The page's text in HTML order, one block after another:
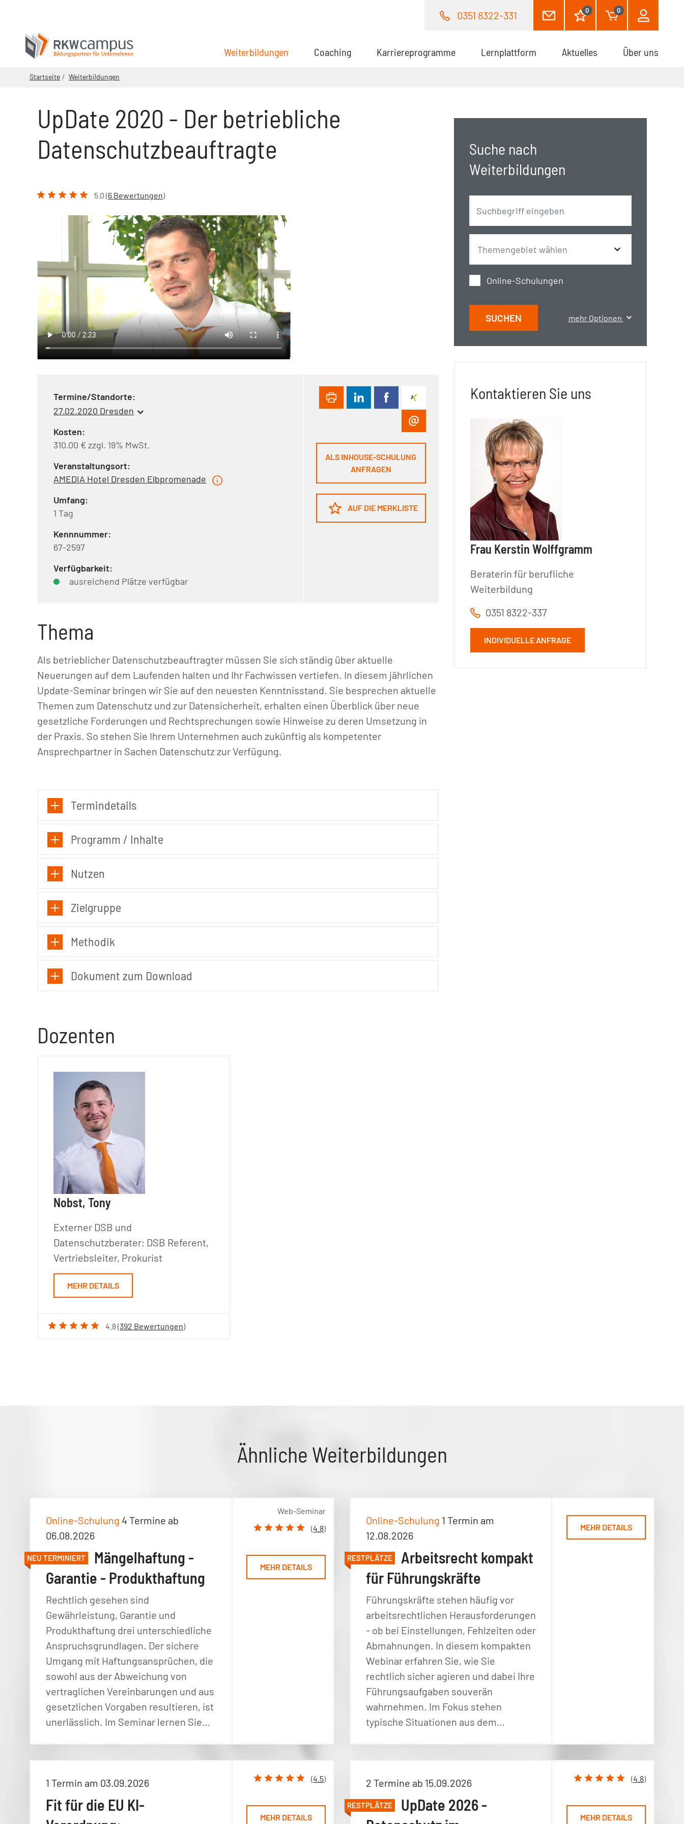
0351 8322-331 0 0
Weiterbildungen (aktuell)Coaching Karriereprogramme Lernplattform Aktuelles Über uns
Startseite Weiterbildungen
UpDate 2020 - Der betriebliche
Datenschutzbeauftragte
5.0 (6 Bewertungen)
Termine/Standorte:
27.02.2020 Dresden
Kosten:
310.00 € zzgl. 19% MwSt.
Veranstaltungsort:
AMEDIA Hotel Dresden Elbpromenade
Umfang:
1 Tag
Kennnummer:
67-2597
Verfügbarkeit:
ausreichend Plätze verfügbar
ALS INHOUSE-SCHULUNG
ANFRAGEN
AUF DIE MERKLISTE
Thema
Als betrieblicher Datenschutzbeauftragter müssen Sie sich ständig über aktuelle
Neuerungen auf dem Laufenden halten und Ihr Fachwissen vertiefen. In diesem jährlichen
Update-Seminar bringen wir Sie auf den neuesten Kenntnisstand. Sie besprechen aktuelle
Themen zum Datenschutz und zur Datensicherheit, erhalten einen Überblick über neue
gesetzliche Forderungen und Rechtsprechungen sowie Hinweise zu deren Umsetzung in
der Praxis. So stehen Sie Ihrem Unternehmen auch zukünftig als kompetenter
Ansprechpartner in Sachen Datenschutz zur Verfügung.
Termindetails
Programm / Inhalte
Nutzen
Zielgruppe
Methodik
Dokument zum Download
Dozenten
Nobst, Tony
Externer DSB und
Datenschutzberater; DSB Referent,
Vertriebsleiter, Prokurist
MEHR DETAILS
4.8 (392 Bewertungen)
Suche nach
Weiterbildungen
Online-Schulungen
SUCHEN mehr Optionen
Kontaktieren Sie uns
Frau Kerstin Wolffgramm
Beraterin für berufliche
Weiterbildung
0351 8322-337
INDIVIDUELLE ANFRAGE
Ähnliche Weiterbildungen
Online-Schulung 4 Termine ab
06.08.2026
NEU TERMINIERT
Mängelhaftung -
Garantie - Produkthaftung
Rechtlich gesehen sind
Gewährleistung, Garantie und
Produkthaftung drei unterschiedliche
Anspruchsgrundlagen. Der sichere
Umgang mit Haftungsansprüchen, die
sowohl aus der Abweichung von
vertraglichen Vereinbarungen und aus
gesetzlichen Vorgaben resultieren, ist
unerlässlich. Im Seminar lernen Sie…
Web-Seminar
(4.8)
MEHR DETAILS
Online-Schulung 1 Termin am
12.08.2026
RESTPLÄTZE
Arbeitsrecht kompakt
für Führungskräfte
Führungskräfte stehen häufig vor
arbeitsrechtlichen Herausforderungen
- ob bei Einstellungen, Fehlzeiten oder
Abmahnungen. In diesem kompakten
Webinar erfahren Sie, wie Sie
rechtlich sicher agieren und dabei Ihre
Führungsaufgaben souverän
wahrnehmen. Im Fokus stehen
typische Situationen aus dem…
MEHR DETAILS
1 Termin am 03.09.2026
Fit für die EU KI-
(4.5)
MEHR DETAILS
2 Termine ab 15.09.2026
RESTPLÄTZE
UpDate 2026 -
(4.8)
MEHR DETAILS